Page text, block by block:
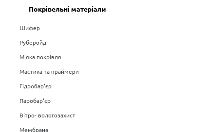
Покрівельні матеріали
Шифер
Руберойд
М'яка покрівля
Мастика та праймери
Гідробар'єр
Паробар'єр
Вітро- вологозахист
Мембрана